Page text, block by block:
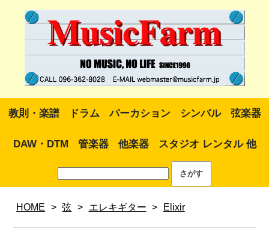
教則・楽譜 ドラム パーカション シンバル 弦楽器
DAW・DTM 管楽器 他楽器 スタジオ レンタル 他
HOME > 弦 > エレキギター > Elixir